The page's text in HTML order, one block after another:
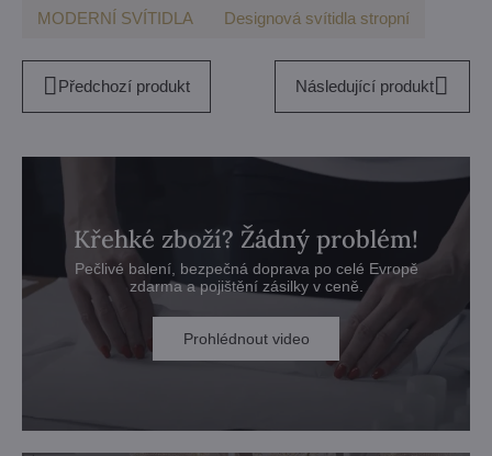
MODERNÍ SVÍTIDLA Designová svítidla stropní
Předchozí produkt Následující produkt
Křehké zboží? Žádný problém!
Pečlivé balení, bezpečná doprava po celé Evropě
zdarma a pojištění zásilky v ceně.
Prohlédnout video